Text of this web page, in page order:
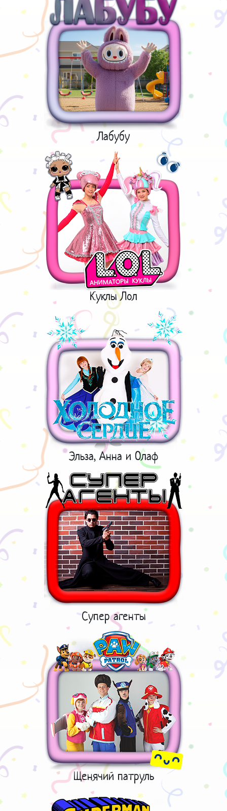
Лабубу
Куклы Лол
Эльза, Анна и Олаф
Супер агенты
Щенячий патруль